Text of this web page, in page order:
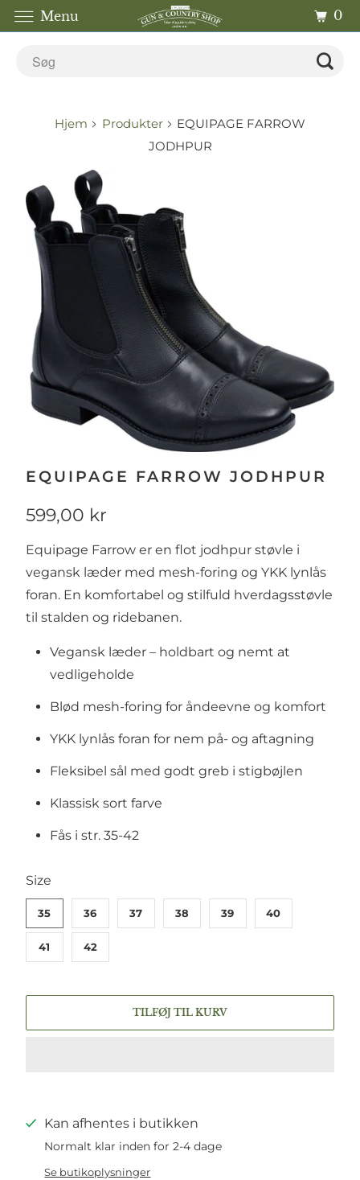
Hjem Produkter
EQUIPAGE FARROW
JODHPUR
EQUIPAGE FARROW JODHPUR
599,00 kr
Equipage Farrow er en flot jodhpur støvle i
vegansk læder med mesh-foring og YKK lynlås
foran. En komfortabel og stilfuld hverdagsstøvle
til stalden og ridebanen.
Vegansk læder – holdbart og nemt at
vedligeholde
Blød mesh-foring for åndeevne og komfort
YKK lynlås foran for nem på- og aftagning
Fleksibel sål med godt greb i stigbøjlen
Klassisk sort farve
Fås i str. 35-42
Size
SWATCH-35
35
SWATCH-36
36
SWATCH-37
37
SWATCH-38
38
SWATCH-39
39
SWATCH-40
40
SWATCH-41
41
SWATCH-42
42
TILFØJ TIL KURV
Kan afhentes i butikken
Normalt klar inden for 2-4 dage
Se butikoplysninger
Menu 0